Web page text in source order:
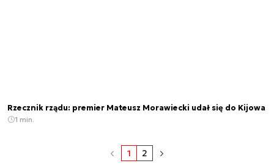
Rzecznik rządu: premier Mateusz Morawiecki udał się do Kijowa
1 min.
1 2